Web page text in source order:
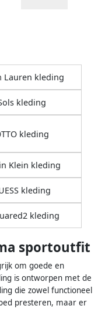
Lauren kleding
kleding
kleding
Klein kleding
kleding
kleding
sportoutfit
om goede en
is ontworpen met de
die zowel functioneel
presteren, maar er